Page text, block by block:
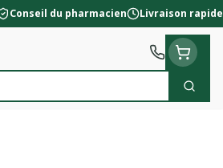
Conseil du pharmacien Livraison rapide